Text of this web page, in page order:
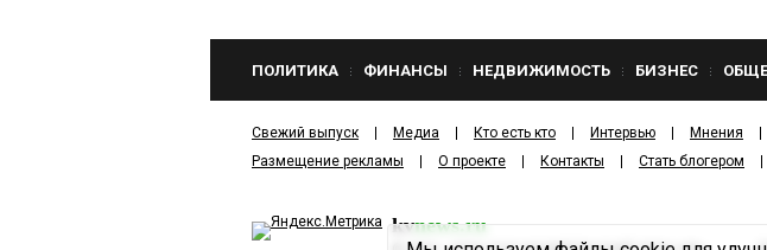
ПОЛИТИКА ФИНАНСЫ НЕДВИЖИМОСТЬ БИЗНЕС
Свежий выпуск Медиа Кто есть кто Интервью Мнения
Размещение рекламы
О проекте Контакты Стать блогером
kvnews.ru